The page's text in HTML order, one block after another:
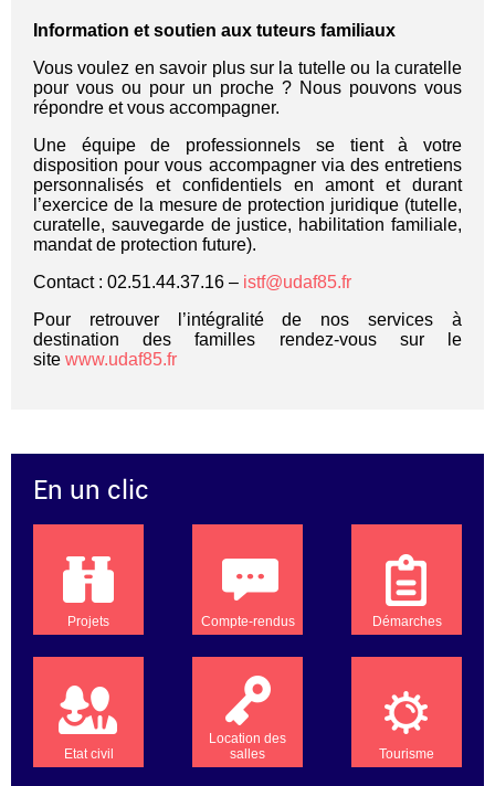
Information et soutien aux tuteurs familiaux
Vous voulez en savoir plus sur la tutelle ou la curatelle
pour vous ou pour un proche ? Nous pouvons vous
répondre et vous accompagner.
Une équipe de professionnels se tient à votre
disposition pour vous accompagner via des entretiens
personnalisés et confidentiels en amont et durant
l’exercice de la mesure de protection juridique (tutelle,
curatelle, sauvegarde de justice, habilitation familiale,
mandat de protection future).
Contact : 02.51.44.37.16 – istf@udaf85.fr
Pour retrouver l’intégralité de nos services à
destination des familles rendez-vous sur le
site www.udaf85.fr
En un clic
Projets Compte-rendus Démarches
Etat civil
Location des
salles
Tourisme